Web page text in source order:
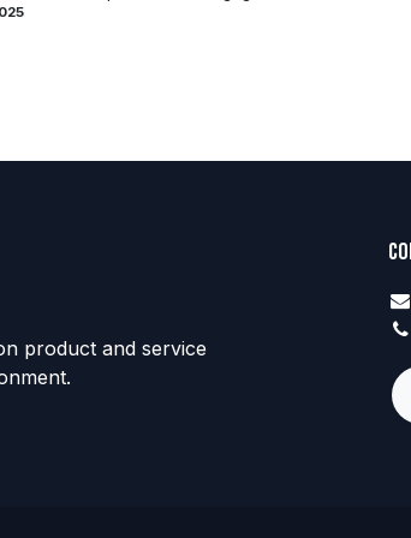
product and service